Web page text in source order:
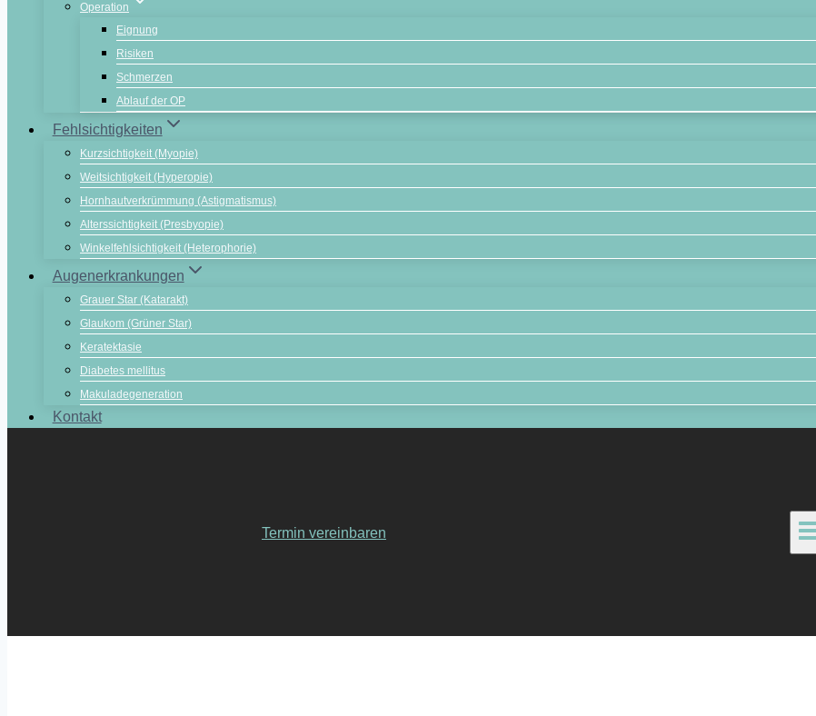
Operation
Eignung
Risiken
Schmerzen
Ablauf der OP
Fehlsichtigkeiten
Kurzsichtigkeit (Myopie)
Weitsichtigkeit (Hyperopie)
Hornhautverkrümmung (Astigmatismus)
Alterssichtigkeit (Presbyopie)
Winkelfehlsichtigkeit (Heterophorie)
Augenerkrankungen
Grauer Star (Katarakt)
Glaukom (Grüner Star)
Keratektasie
Diabetes mellitus
Makuladegeneration
Kontakt
Termin vereinbaren